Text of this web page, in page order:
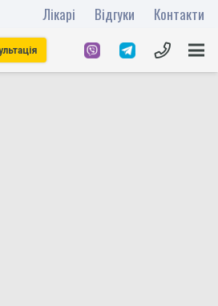
Лікарі Відгуки Контакти